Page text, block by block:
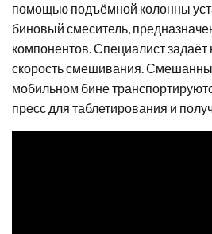
помощью подъёмной колонны
биновый смеситель,
компонентов. Специалист
скорость смешивания.
мобильном бине
пресс для таблетирования и